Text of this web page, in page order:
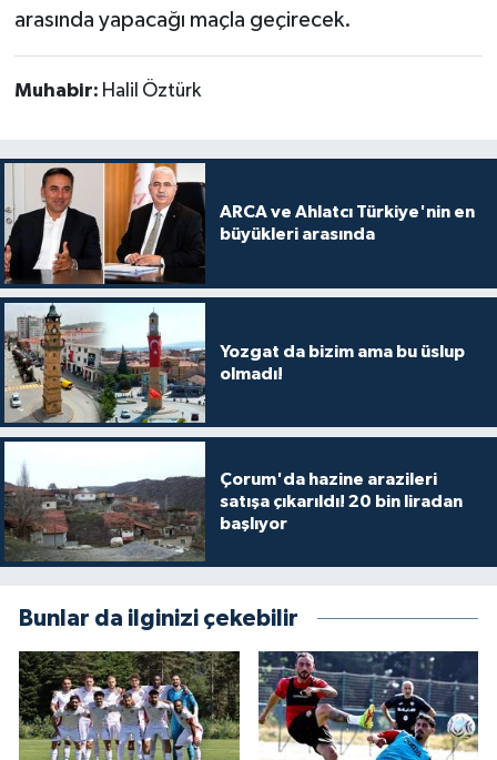
arasında yapacağı maçla geçirecek.
Muhabir: Halil Öztürk
ARCA ve Ahlatcı Türkiye'nin en
büyükleri arasında
Yozgat da bizim ama bu üslup
olmadı!
Çorum'da hazine arazileri
satışa çıkarıldı! 20 bin liradan
başlıyor
Bunlar da ilginizi çekebilir